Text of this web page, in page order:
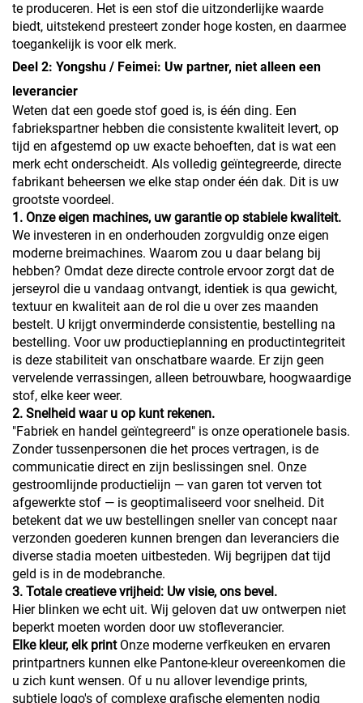
te produceren. Het is een stof die uitzonderlijke waarde
biedt, uitstekend presteert zonder hoge kosten, en daarmee
toegankelijk is voor elk merk.
Deel 2: Yongshu / Feimei: Uw partner, niet alleen een
leverancier
Weten dat een goede stof goed is, is één ding. Een
fabriekspartner hebben die consistente kwaliteit levert, op
tijd en afgestemd op uw exacte behoeften, dat is wat een
merk echt onderscheidt. Als volledig geïntegreerde, directe
fabrikant beheersen we elke stap onder één dak. Dit is uw
grootste voordeel.
1. Onze eigen machines, uw garantie op stabiele kwaliteit.
We investeren in en onderhouden zorgvuldig onze eigen
moderne breimachines. Waarom zou u daar belang bij
hebben? Omdat deze directe controle ervoor zorgt dat de
jerseyrol die u vandaag ontvangt, identiek is qua gewicht,
textuur en kwaliteit aan de rol die u over zes maanden
bestelt. U krijgt onverminderde consistentie, bestelling na
bestelling. Voor uw productieplanning en productintegriteit
is deze stabiliteit van onschatbare waarde. Er zijn geen
vervelende verrassingen, alleen betrouwbare, hoogwaardige
stof, elke keer weer.
2. Snelheid waar u op kunt rekenen.
"Fabriek en handel geïntegreerd" is onze operationele basis.
Zonder tussenpersonen die het proces vertragen, is de
communicatie direct en zijn beslissingen snel. Onze
gestroomlijnde productielijn — van garen tot verven tot
afgewerkte stof — is geoptimaliseerd voor snelheid. Dit
betekent dat we uw bestellingen sneller van concept naar
verzonden goederen kunnen brengen dan leveranciers die
diverse stadia moeten uitbesteden. Wij begrijpen dat tijd
geld is in de modebranche.
3. Totale creatieve vrijheid: Uw visie, ons bevel.
Hier blinken we echt uit. Wij geloven dat uw ontwerpen niet
beperkt moeten worden door uw stofleverancier.
Elke kleur, elk print Onze moderne verfkeuken en ervaren
printpartners kunnen elke Pantone-kleur overeenkomen die
u zich kunt wensen. Of u nu allover levendige prints,
subtiele logo's of complexe grafische elementen nodig